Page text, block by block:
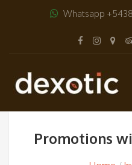
Whatsapp
Promotions